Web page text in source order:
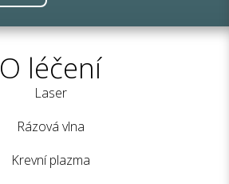
O léčení
Laser
Rázová vlna
Krevní plazma